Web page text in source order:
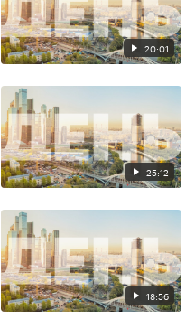
20:01
25:12
18:56